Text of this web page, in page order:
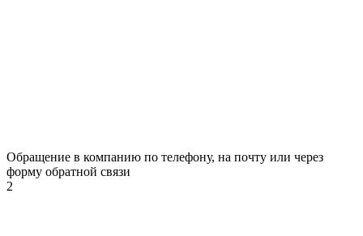
Обращение в компанию по телефону, на почту или через
форму обратной связи
2